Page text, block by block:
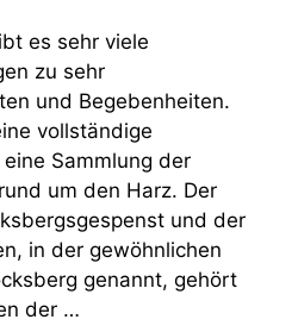
es sehr viele
zu sehr
und Begebenheiten.
vollständige
Sammlung der
um den Harz. Der
und der
in der gewöhnlichen
genannt, gehört
der …